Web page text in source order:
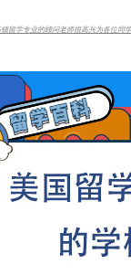
留学专业的顾问老师很高兴为各位同